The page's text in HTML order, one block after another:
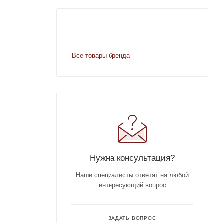
Все товары бренда
Нужна консультация?
Наши специалисты ответят на любой
интересующий вопрос
ЗАДАТЬ ВОПРОС